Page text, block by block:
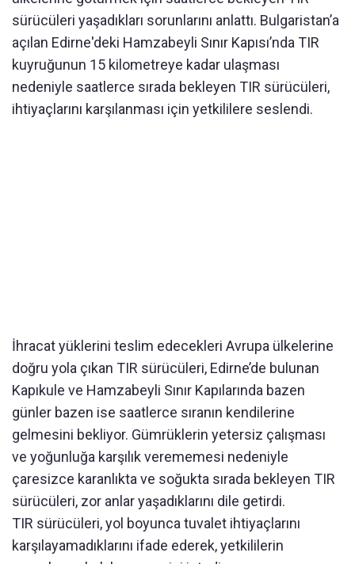
sürücüleri yaşadıkları sorunlarını anlattı. Bulgaristan’a
açılan Edirne'deki Hamzabeyli Sınır Kapısı’nda TIR
kuyruğunun 15 kilometreye kadar ulaşması
nedeniyle saatlerce sırada bekleyen TIR sürücüleri,
ihtiyaçlarını karşılanması için yetkililere seslendi.
İhracat yüklerini teslim edecekleri Avrupa ülkelerine
doğru yola çıkan TIR sürücüleri, Edirne’de bulunan
Kapıkule ve Hamzabeyli Sınır Kapılarında bazen
günler bazen ise saatlerce sıranın kendilerine
gelmesini bekliyor. Gümrüklerin yetersiz çalışması
ve yoğunluğa karşılık verememesi nedeniyle
çaresizce karanlıkta ve soğukta sırada bekleyen TIR
sürücüleri, zor anlar yaşadıklarını dile getirdi.
TIR sürücüleri, yol boyunca tuvalet ihtiyaçlarını
karşılayamadıklarını ifade ederek, yetkililerin